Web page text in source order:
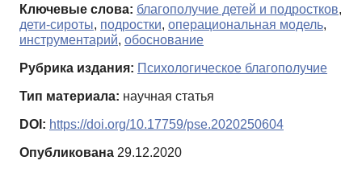
Ключевые слова: благополучие детей и подростков,
дети-сироты, подростки, операциональная модель,
инструментарий, обоснование
Рубрика издания: Психологическое благополучие
Тип материала: научная статья
DOI: https://doi.org/10.17759/pse.2020250604
Опубликована 29.12.2020